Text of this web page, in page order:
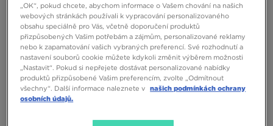
„OK“, pokud chcete, abychom informace o Vašem chování na našich
webových stránkách používali k vypracování personalizovaného
obsahu speciálně pro Vás, včetně doporučení produktů
přizpůsobených Vašim potřebám a zájmům, personalizované reklamy
nebo k zapamatování vašich vybraných preferencí. Své rozhodnutí a
nastavení souborů cookie můžete kdykoli změnit výběrem možnosti
„Nastavit“. Pokud si nepřejete dostávat personalizované nabídky
produktů přizpůsobené Vašim preferencím, zvolte „Odmítnout
všechny“. Další informace naleznete v našich podmínkách ochrany
osobních údajů.